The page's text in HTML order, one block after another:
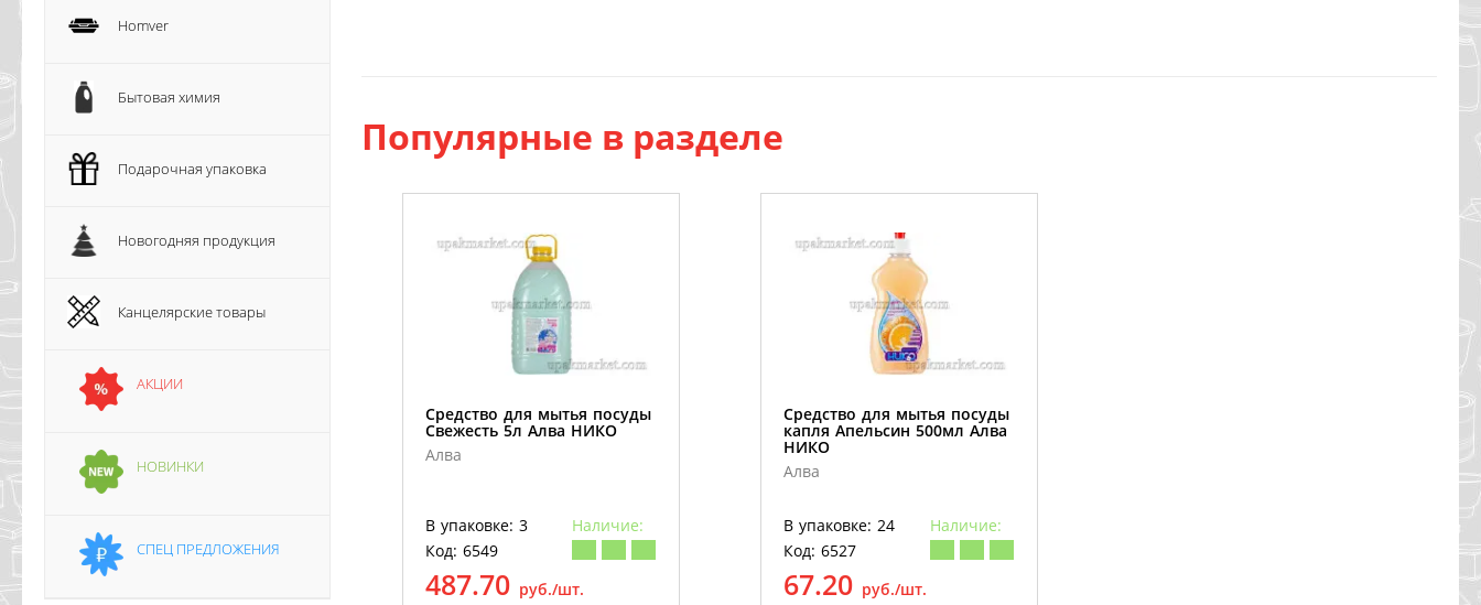
Homver
Бытовая химия
Подарочная упаковка
Новогодняя продукция
Канцелярские товары
АКЦИИ
НОВИНКИ
СПЕЦ ПРЕДЛОЖЕНИЯ
Популярные в разделе
Средство для мытья посуды
Свежесть 5л Алва НИКО
Алва
В упаковке: 3
Наличие:
Код: 6549
487.70 руб./шт.
Средство для мытья посуды
капля Апельсин 500мл Алва
НИКО
Алва
В упаковке: 24
Наличие:
Код: 6527
67.20 руб./шт.